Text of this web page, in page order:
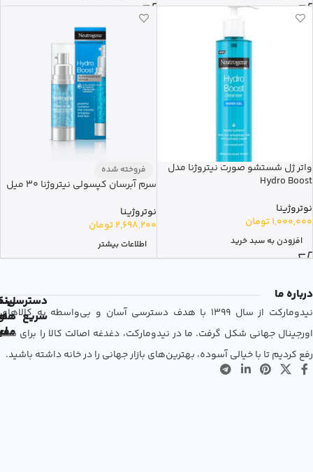
واتر ژل شستشو صورت نیتروژنا مدل
Hydro Boost
نوتروژینا
1,000,000تومان
افزودن به سبد خرید
فروخته شده
سرم آبرسان کپسولی نیتروژنا 30 میل
نوتروژینا
2,698,200 تومان
اطلاعات بیشتر
درباره ما
نیدومارکت از سال 1399 با هدف دسترسی آسان و بی‌واسطه به کالاهای
اورجینال جهانی شکل گرفت. ما در نیدومارکت، دغدغه اصالت کالا را برای شما
رفع کردیم تا با خیالی آسوده، بهترین‌های بازار جهانی را در خانه داشته باشید.
دسترسی
سریع